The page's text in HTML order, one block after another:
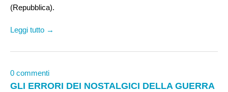
(Repubblica).
Leggi tutto →
0 commenti
GLI ERRORI DEI NOSTALGICI DELLA GUERRA